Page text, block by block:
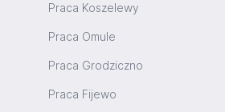
Praca Koszelewy
Praca Omule
Praca Grodziczno
Praca Fijewo